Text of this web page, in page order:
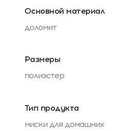
Основной материал
доломит
Размеры
полиэстер
Тип продукта
миски для домашних